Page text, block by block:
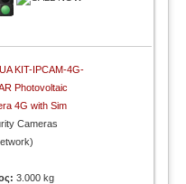
KIT-IPCAM-4G-
Photovoltaic
4G with Sim
Cameras
3.000 kg